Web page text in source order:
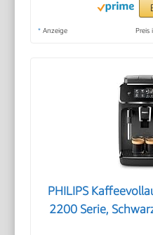
* Anzeige Preis
PHILIPS
2200 Serie,